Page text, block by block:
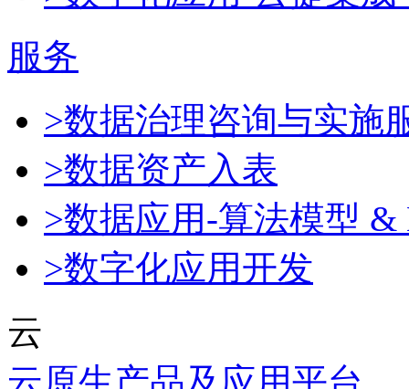
服务
>数据治理咨询与实施
>数据资产入表
>数据应用-算法模型 &
>数字化应用开发
云